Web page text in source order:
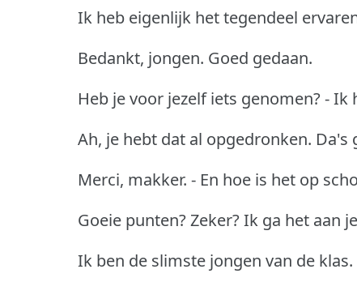
Ik heb eigenlijk het tegendeel
Bedankt, jongen. Goed gedaan.
Heb je voor jezelf iets genomen? -
Ah, je hebt dat al opgedronken. Da's
Merci, makker. - En hoe is het op
Goeie punten? Zeker? Ik ga het aan
Ik ben de slimste jongen van de